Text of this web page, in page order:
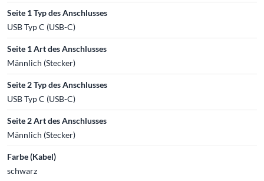
Seite 1 Typ des Anschlusses
USB Typ C (USB-C)
Seite 1 Art des Anschlusses
Männlich (Stecker)
Seite 2 Typ des Anschlusses
USB Typ C (USB-C)
Seite 2 Art des Anschlusses
Männlich (Stecker)
Farbe (Kabel)
schwarz